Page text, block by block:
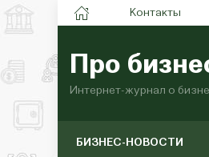
Контакты
Про
Интернет-журнал о
БИЗНЕС-НОВОСТИ